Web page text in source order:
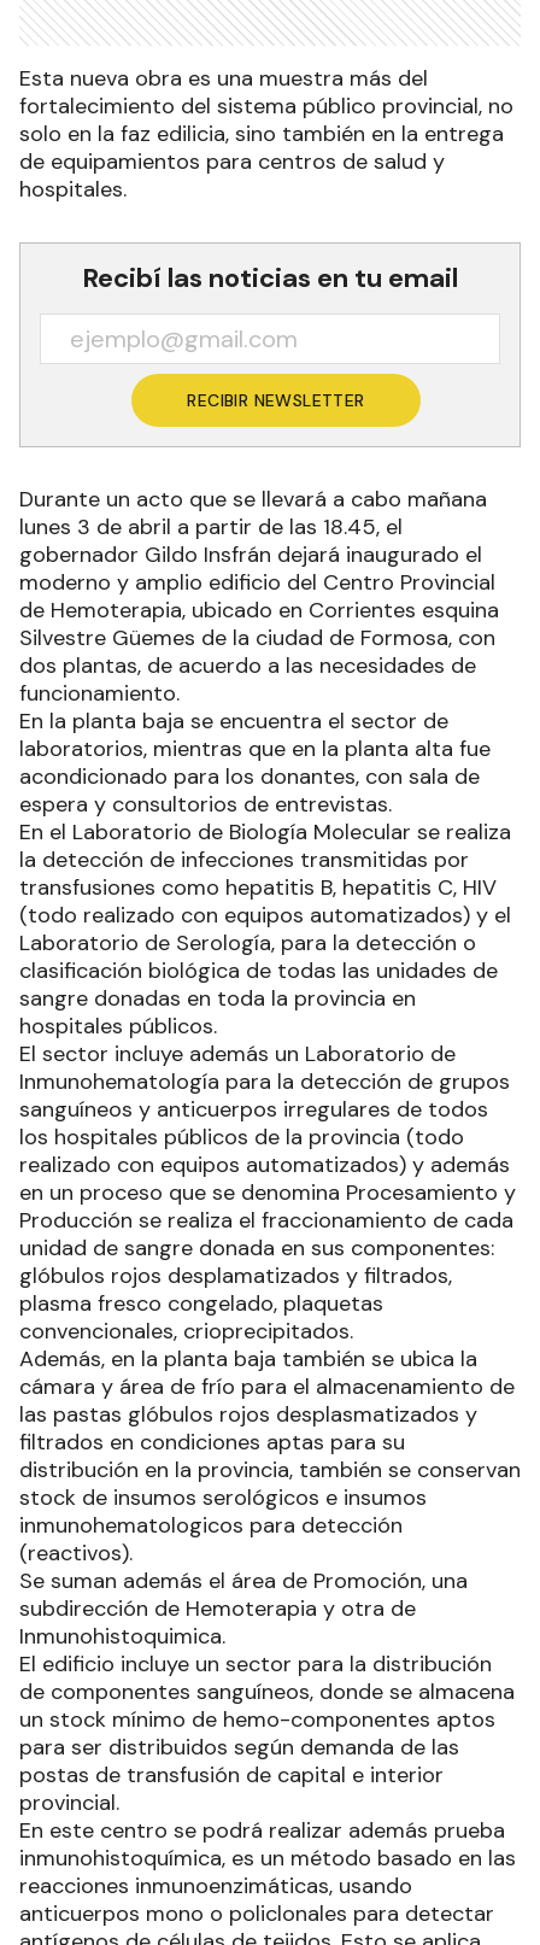
Esta nueva obra es una muestra más del
fortalecimiento del sistema público provincial, no
solo en la faz edilicia, sino también en la entrega
de equipamientos para centros de salud y
hospitales.
Recibí las noticias en tu email
RECIBIR NEWSLETTER
Durante un acto que se llevará a cabo mañana
lunes 3 de abril a partir de las 18.45, el
gobernador Gildo Insfrán dejará inaugurado el
moderno y amplio edificio del Centro Provincial
de Hemoterapia, ubicado en Corrientes esquina
Silvestre Güemes de la ciudad de Formosa, con
dos plantas, de acuerdo a las necesidades de
funcionamiento.
En la planta baja se encuentra el sector de
laboratorios, mientras que en la planta alta fue
acondicionado para los donantes, con sala de
espera y consultorios de entrevistas.
En el Laboratorio de Biología Molecular se realiza
la detección de infecciones transmitidas por
transfusiones como hepatitis B, hepatitis C, HIV
(todo realizado con equipos automatizados) y el
Laboratorio de Serología, para la detección o
clasificación biológica de todas las unidades de
sangre donadas en toda la provincia en
hospitales públicos.
El sector incluye además un Laboratorio de
Inmunohematología para la detección de grupos
sanguíneos y anticuerpos irregulares de todos
los hospitales públicos de la provincia (todo
realizado con equipos automatizados) y además
en un proceso que se denomina Procesamiento y
Producción se realiza el fraccionamiento de cada
unidad de sangre donada en sus componentes:
glóbulos rojos desplamatizados y filtrados,
plasma fresco congelado, plaquetas
convencionales, crioprecipitados.
Además, en la planta baja también se ubica la
cámara y área de frío para el almacenamiento de
las pastas glóbulos rojos desplasmatizados y
filtrados en condiciones aptas para su
distribución en la provincia, también se conservan
stock de insumos serológicos e insumos
inmunohematologicos para detección
(reactivos).
Se suman además el área de Promoción, una
subdirección de Hemoterapia y otra de
Inmunohistoquimica.
El edificio incluye un sector para la distribución
de componentes sanguíneos, donde se almacena
un stock mínimo de hemo-componentes aptos
para ser distribuidos según demanda de las
postas de transfusión de capital e interior
provincial.
En este centro se podrá realizar además prueba
inmunohistoquímica, es un método basado en las
reacciones inmunoenzimáticas, usando
anticuerpos mono o policlonales para detectar